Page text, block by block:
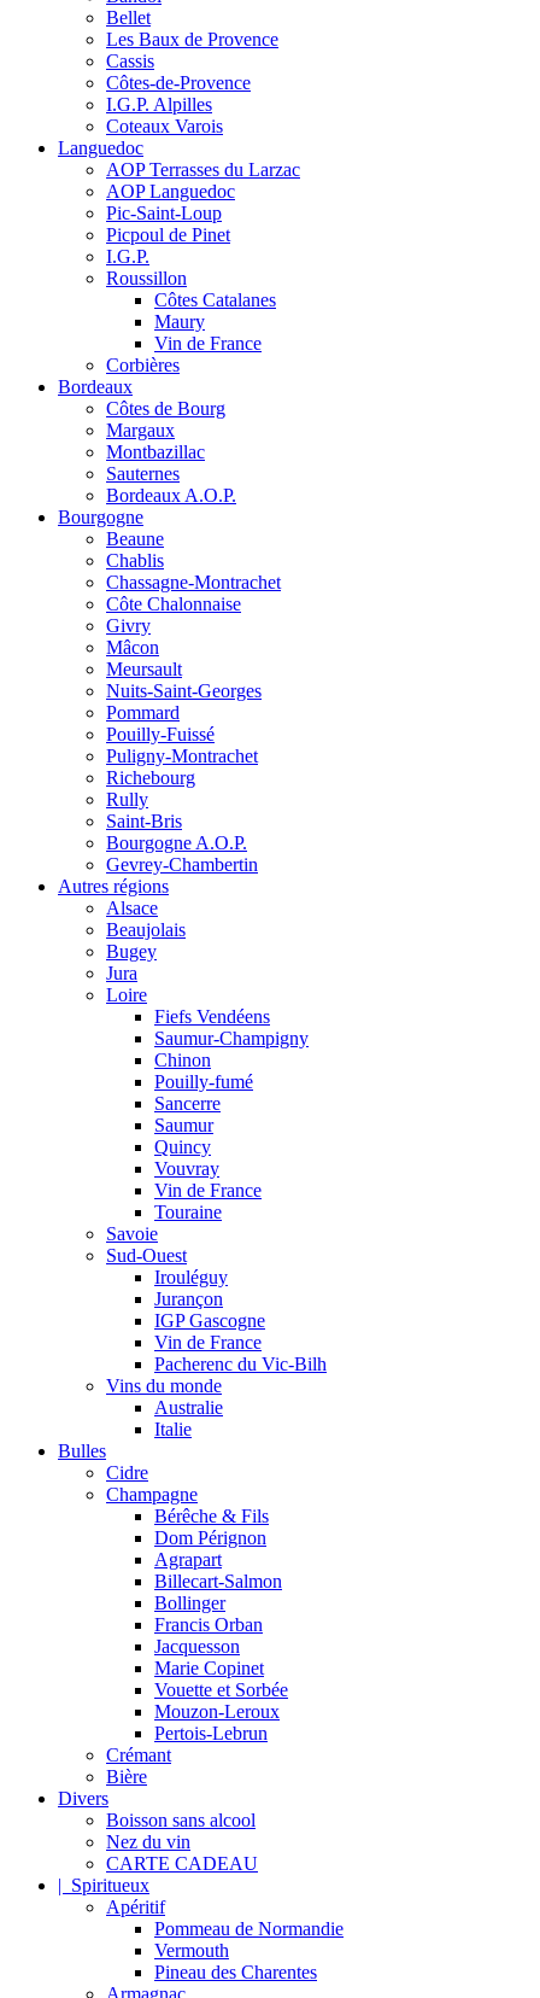
Bellet
Les Baux de Provence
Cassis
Côtes-de-Provence
I.G.P. Alpilles
Coteaux Varois
Languedoc
AOP Terrasses du Larzac
AOP Languedoc
Pic-Saint-Loup
Picpoul de Pinet
I.G.P.
Roussillon
Côtes Catalanes
Maury
Vin de France
Corbières
Bordeaux
Côtes de Bourg
Margaux
Montbazillac
Sauternes
Bordeaux A.O.P.
Bourgogne
Beaune
Chablis
Chassagne-Montrachet
Côte Chalonnaise
Givry
Mâcon
Meursault
Nuits-Saint-Georges
Pommard
Pouilly-Fuissé
Puligny-Montrachet
Richebourg
Rully
Saint-Bris
Bourgogne A.O.P.
Gevrey-Chambertin
Autres régions
Alsace
Beaujolais
Bugey
Jura
Loire
Fiefs Vendéens
Saumur-Champigny
Chinon
Pouilly-fumé
Sancerre
Saumur
Quincy
Vouvray
Vin de France
Touraine
Savoie
Sud-Ouest
Irouléguy
Jurançon
IGP Gascogne
Vin de France
Pacherenc du Vic-Bilh
Vins du monde
Australie
Italie
Bulles
Cidre
Champagne
Bérêche & Fils
Dom Pérignon
Agrapart
Billecart-Salmon
Bollinger
Francis Orban
Jacquesson
Marie Copinet
Vouette et Sorbée
Mouzon-Leroux
Pertois-Lebrun
Crémant
Bière
Divers
Boisson sans alcool
Nez du vin
CARTE CADEAU
| Spiritueux
Apéritif
Pommeau de Normandie
Vermouth
Pineau des Charentes
Armagnac